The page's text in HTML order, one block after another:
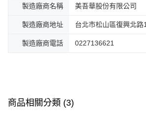
製造廠商名稱 美吾華股份有限公司
製造廠商地址 台北市松山區復興北路
製造廠商電話 0227136621
商品相關分類 (3)